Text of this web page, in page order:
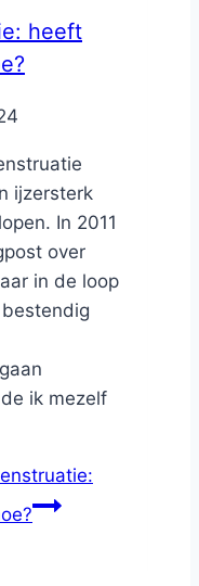
heeft
ijzersterk
In 2011
over
in de loop
ik mezelf